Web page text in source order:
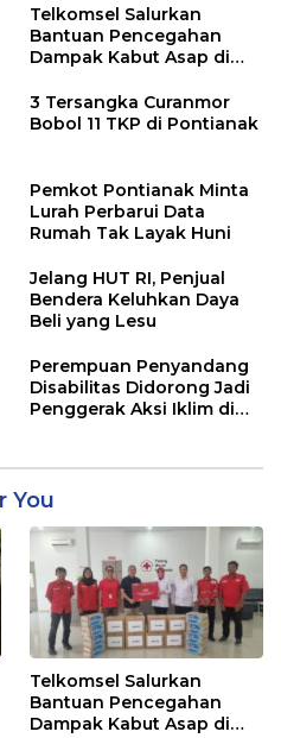
Telkomsel Salurkan
Bantuan Pencegahan
Dampak Kabut Asap di
3 Tersangka Curanmor
Bobol 11 TKP di Pontianak
Pemkot Pontianak Minta
Lurah Perbarui Data
Rumah Tak Layak Huni
Jelang HUT RI, Penjual
Bendera Keluhkan Daya
Beli yang Lesu
Perempuan Penyandang
Disabilitas Didorong Jadi
Penggerak Aksi Iklim di
You
Telkomsel Salurkan
Bantuan Pencegahan
Dampak Kabut Asap di